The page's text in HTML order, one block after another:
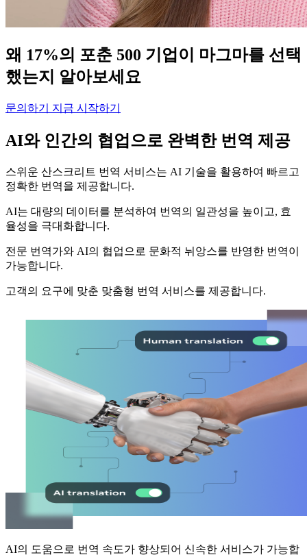
왜 17%의 포춘 500 기업이 마그마를 선택
했는지 알아보세요
문의하기 지금 시작하기
AI와 인간의 협업으로 완벽한 번역 제공
스위운 산스크리트 번역 서비스는 AI 기술을 활용하여 빠르고
정확한 번역을 제공합니다.
AI는 대량의 데이터를 분석하여 번역의 일관성을 높이고, 효
율성을 극대화합니다.
전문 번역가와 AI의 협업으로 문화적 뉘앙스를 반영한 번역이
가능합니다.
고객의 요구에 맞춘 맞춤형 번역 서비스를 제공합니다.
AI의 도움으로 번역 속도가 향상되어 신속한 서비스가 가능합